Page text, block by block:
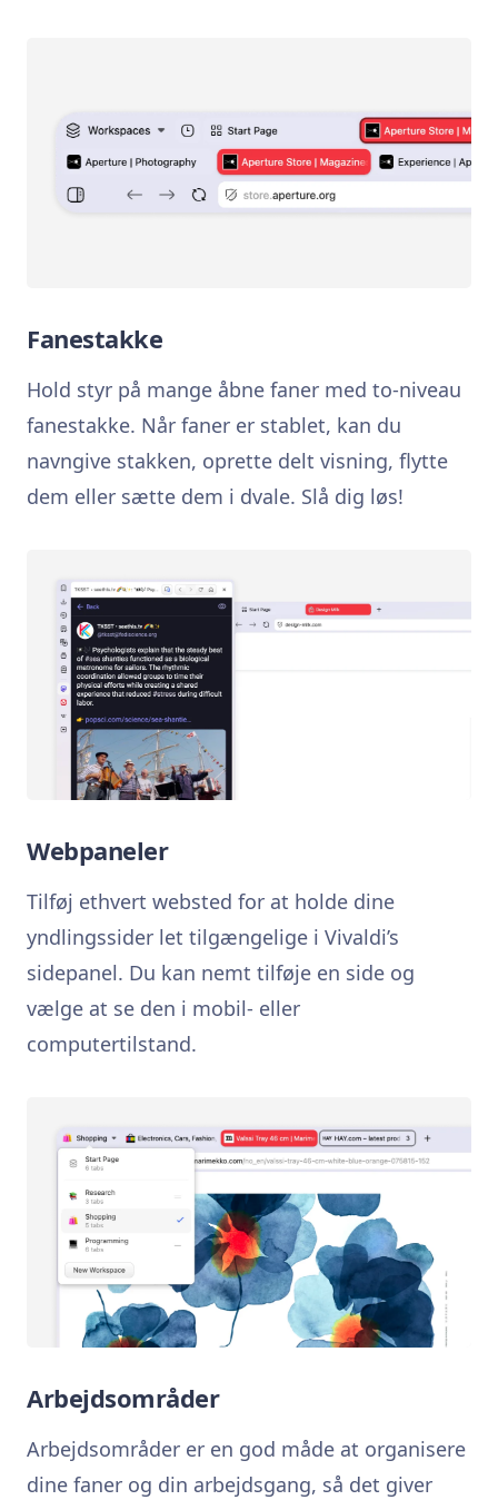
Fanestakke
Hold styr på mange åbne faner med to-niveau
fanestakke. Når faner er stablet, kan du
navngive stakken, oprette delt visning, flytte
dem eller sætte dem i dvale. Slå dig løs!
Webpaneler
Tilføj ethvert websted for at holde dine
yndlingssider let tilgængelige i Vivaldi’s
sidepanel. Du kan nemt tilføje en side og
vælge at se den i mobil- eller
computertilstand.
Arbejdsområder
Arbejdsområder er en god måde at organisere
dine faner og din arbejdsgang, så det giver